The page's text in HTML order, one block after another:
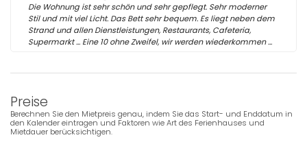
Die Wohnung ist sehr schön und sehr gepflegt. Sehr moderner
Stil und mit viel Licht. Das Bett sehr bequem. Es liegt neben dem
Strand und allen Dienstleistungen, Restaurants, Cafeteria,
Supermarkt ... Eine 10 ohne Zweifel, wir werden wiederkommen ...
Preise
Berechnen Sie den Mietpreis genau, indem Sie das Start- und Enddatum in
den Kalender eintragen und Faktoren wie Art des Ferienhauses und
Mietdauer berücksichtigen.